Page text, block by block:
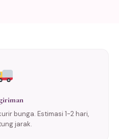
bunga. Estimasi 1-2 hari,
jarak.